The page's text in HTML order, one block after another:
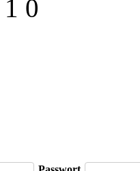
1 0